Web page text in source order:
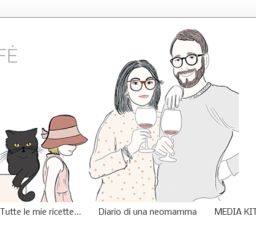
Tutte le mie ricette... Diario di una neomamma MEDIA KIT